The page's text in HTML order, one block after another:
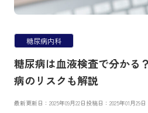
糖尿病内科
糖尿病は血液検査で分かる
病のリスクも解説
最新更新日：2025年09月22日投稿日：2025年01月29日